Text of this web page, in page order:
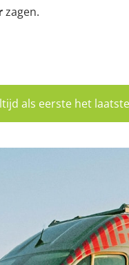
zagen.
als eerste het